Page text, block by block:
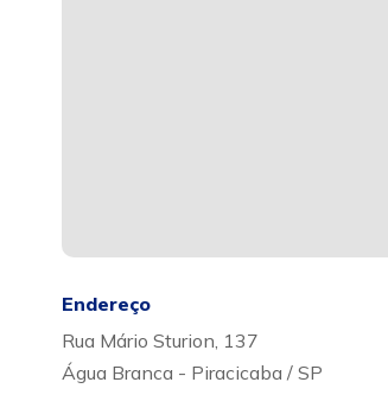
Endereço
Rua Mário Sturion, 137
Água Branca - Piracicaba / SP